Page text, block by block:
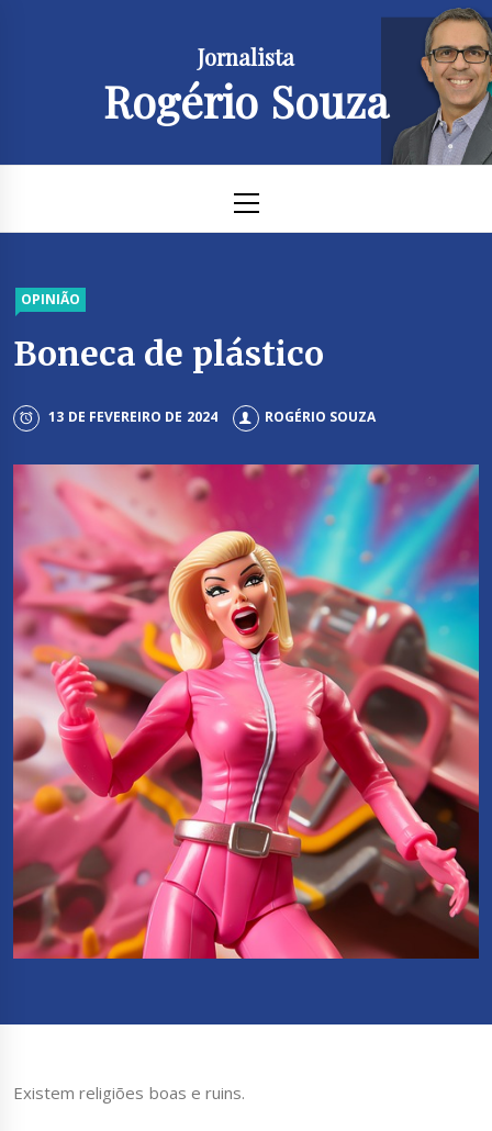
Jornalista
Rogério Souza
Menu
OPINIÃO
Boneca de plástico
13 DE FEVEREIRO DE 2024 ROGÉRIO SOUZA
Existem religiões boas e ruins.